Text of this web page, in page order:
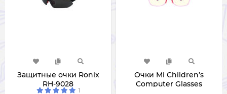
Защитные очки Ronix
RH-9028
1
Очки Mi Children’s
Computer Glasses